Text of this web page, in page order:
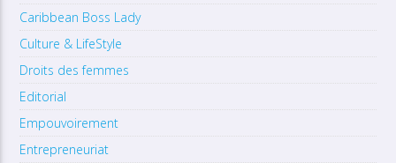
Caribbean Boss Lady
Culture & LifeStyle
Droits des femmes
Editorial
Empouvoirement
Entrepreneuriat